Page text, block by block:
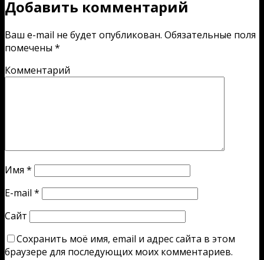
Добавить комментарий
Ваш e-mail не будет опубликован. Обязательные поля
помечены *
Комментарий
Имя *
E-mail *
Сайт
Сохранить моё имя, email и адрес сайта в этом
браузере для последующих моих комментариев.